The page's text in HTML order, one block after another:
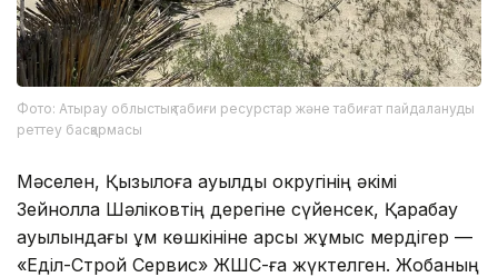
Фото: Атырау облыстық табиғи ресурстар және табиғат пайдалануды
реттеу басқармасы
Мәселен, Қызылқоға ауылдық округінің әкімі
Зейнолла Шәліковтің дерегіне сүйенсек, Қарабау
ауылындағы құм көшкініне қарсы жұмыс мердігер —
«Еділ-Строй Сервис» ЖШС-ға жүктелген. Жобаның